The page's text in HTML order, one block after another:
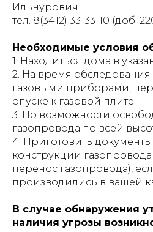
Ильнурович
тел. 8(3412) 33-33-10 (доб.
Необходимые условия
1. Находиться дома в
2. На время обследования
газовыми приборами,
опуске к газовой плите.
3. По возможности
газопровода по всей
4. Приготовить
конструкции
перенос газопровода),
производились в вашей
В случае обнаружения
наличия угрозы